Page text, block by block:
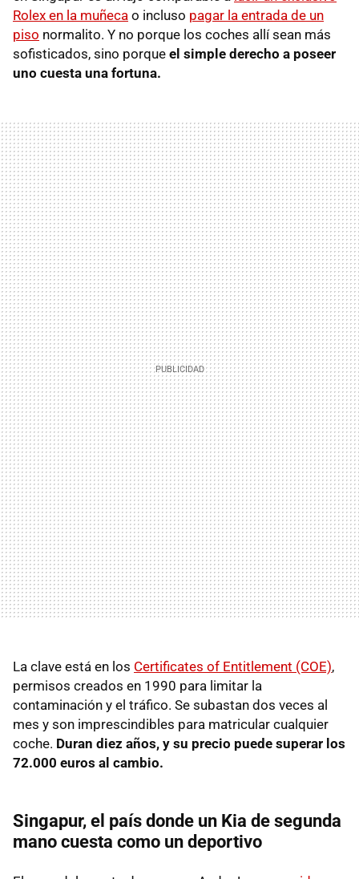
Rolex en la muñeca o incluso pagar la entrada de un
piso normalito. Y no porque los coches allí sean más
sofisticados, sino porque el simple derecho a poseer
uno cuesta una fortuna.
La clave está en los Certificates of Entitlement (COE),
permisos creados en 1990 para limitar la
contaminación y el tráfico. Se subastan dos veces al
mes y son imprescindibles para matricular cualquier
coche. Duran diez años, y su precio puede superar los
72.000 euros al cambio.
Singapur, el país donde un Kia de segunda
mano cuesta como un deportivo